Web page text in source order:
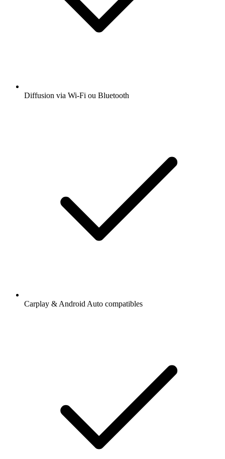
Diffusion via Wi-Fi ou Bluetooth
Carplay & Android Auto compatibles